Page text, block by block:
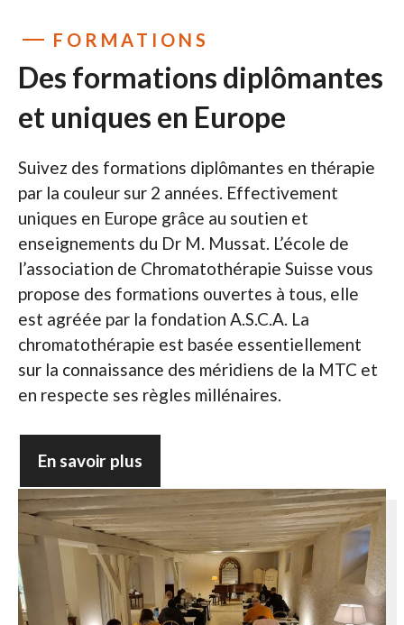
FORMATIONS
Des formations diplômantes
et uniques en Europe
Suivez des formations diplômantes en thérapie
par la couleur sur 2 années. Effectivement
uniques en Europe grâce au soutien et
enseignements du Dr M. Mussat. L’école de
l’association de Chromatothérapie Suisse vous
propose des formations ouvertes à tous, elle
est agréée par la fondation A.S.C.A. La
chromatothérapie est basée essentiellement
sur la connaissance des méridiens de la MTC et
en respecte ses règles millénaires.
En savoir plus